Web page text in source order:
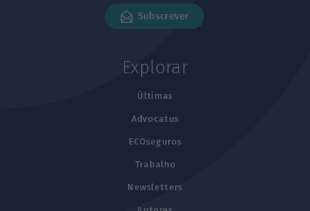
Subscrever
Explorar
Últimas
Advocatus
ECOseguros
Trabalho
Newsletters